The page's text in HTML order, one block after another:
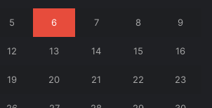
5 6 7 8 9
12 13 14 15 16
19 20 21 22 23